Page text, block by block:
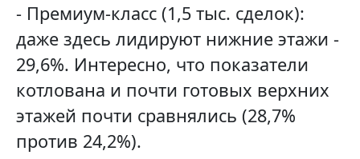
- Премиум-класс (1,5 тыс. сделок):
даже здесь лидируют нижние этажи -
29,6%. Интересно, что показатели
котлована и почти готовых верхних
этажей почти сравнялись (28,7%
против 24,2%).